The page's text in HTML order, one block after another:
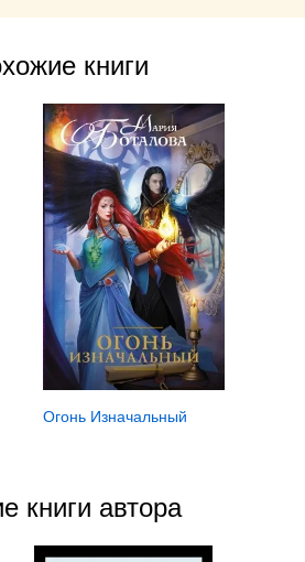
книги
Огонь Изначальный
книги автора